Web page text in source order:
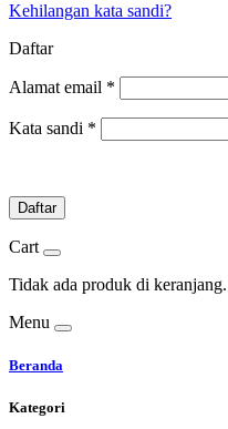
Kehilangan kata sandi?
Daftar
Alamat email *
Kata sandi *
Daftar
Cart
Tidak ada produk di keranjang.
Menu
Beranda
Kategori